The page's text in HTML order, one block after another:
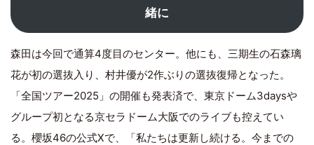
緒に
森田は今回で通算4度目のセンター。他にも、三期生の石森璃
花が初の選抜入り、村井優が2作ぶりの選抜復帰となった。
「全国ツアー2025」の開催も発表済で、東京ドーム3daysや
グループ初となる京セラドーム大阪でのライブも控えてい
る。櫻坂46の公式Xで、「私たちは更新し続ける。今までの